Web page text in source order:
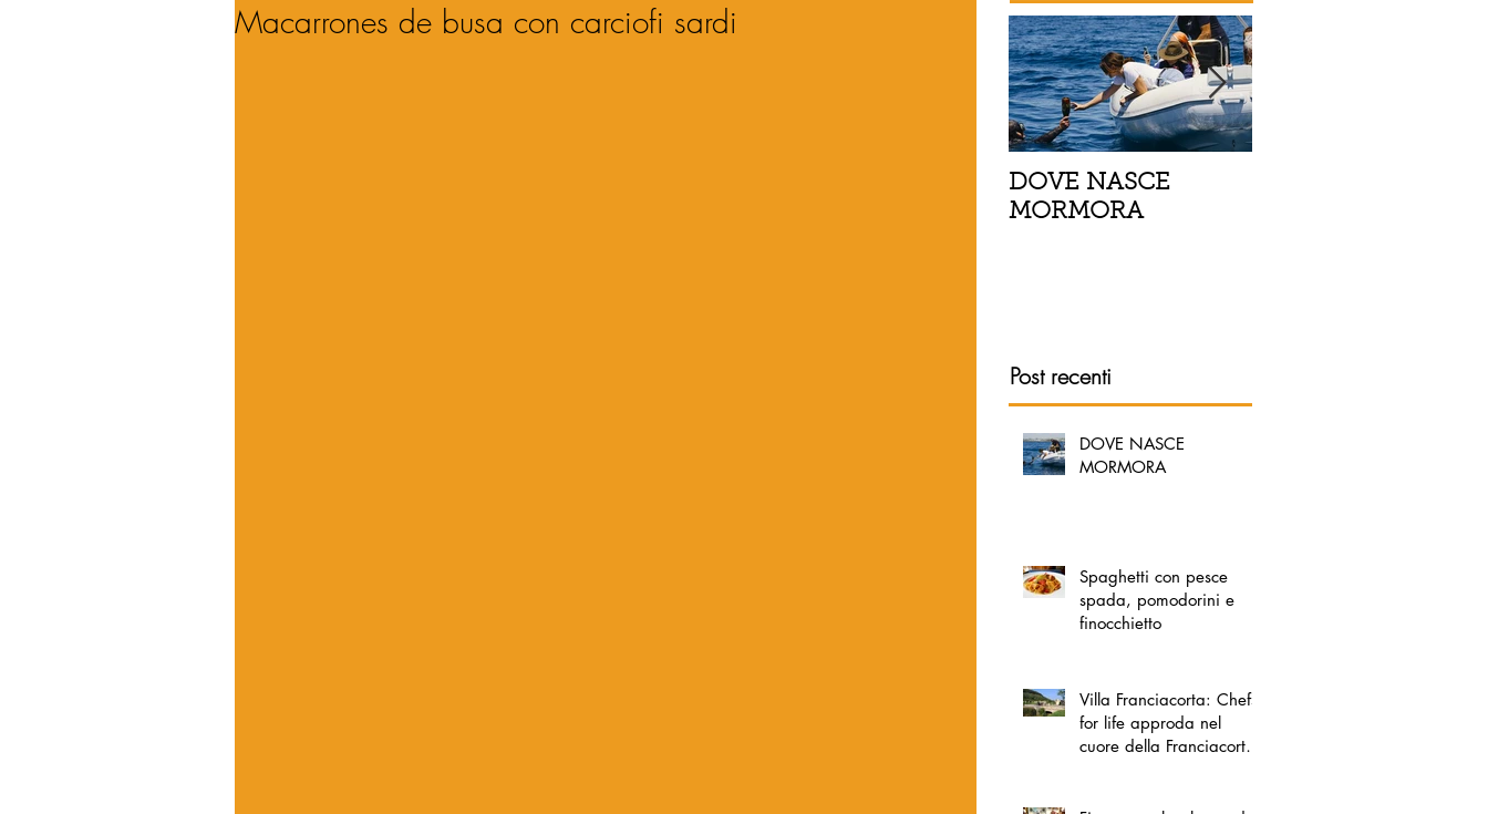
Macarrones de busa con carciofi sardi
DOVE NASCE
MORMORA
Post recenti
DOVE NASCE
MORMORA
Spaghetti con pesce
spada, pomodorini e
finocchietto
Villa Franciacorta: Chefs
for life approda nel
cuore della Franciacorta,